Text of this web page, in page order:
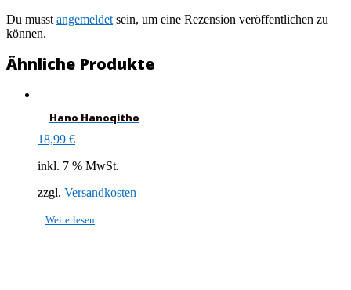
Du musst angemeldet sein, um eine Rezension veröffentlichen zu
können.
Ähnliche Produkte
Hano Hanoqitho
18,99 €
inkl. 7 % MwSt.
zzgl. Versandkosten
Weiterlesen